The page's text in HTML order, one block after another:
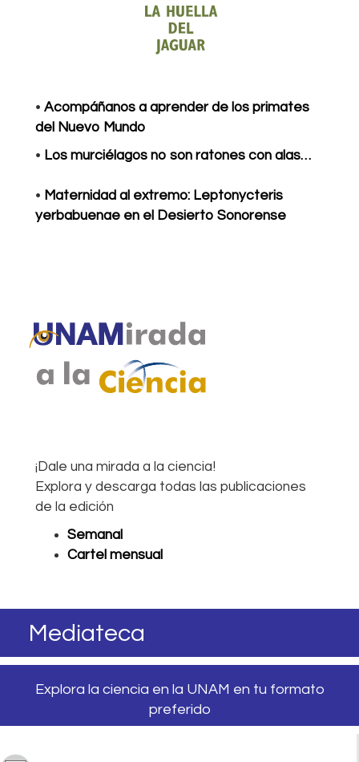
• Acompáñanos a aprender de los primates
del Nuevo Mundo
• Los murciélagos no son ratones con alas…
• Maternidad al extremo: Leptonycteris
yerbabuenae en el Desierto Sonorense
¡Dale una mirada a la ciencia!
Explora y descarga todas las publicaciones
de la edición
Semanal
Cartel mensual
Mediateca
Explora la ciencia en la UNAM en tu formato
preferido